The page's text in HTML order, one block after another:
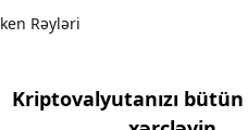
Rəyləri
Kriptovalyutanızı